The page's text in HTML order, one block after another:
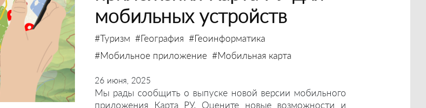
мобильных устройств
#Туризм #География #Геоинформатика
#Мобильное приложение #Мобильная карта
26 июня, 2025
Мы рады сообщить о выпуске новой версии мобильного
приложения Карта РУ. Оцените новые возможности и